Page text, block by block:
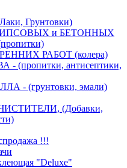
Грунтовки)
и БЕТОННЫХ
РАБОТ (колера)
(пропитки, антисептики,
- (грунтовки, эмали)
(Добавки,
!!!
"Deluxe"